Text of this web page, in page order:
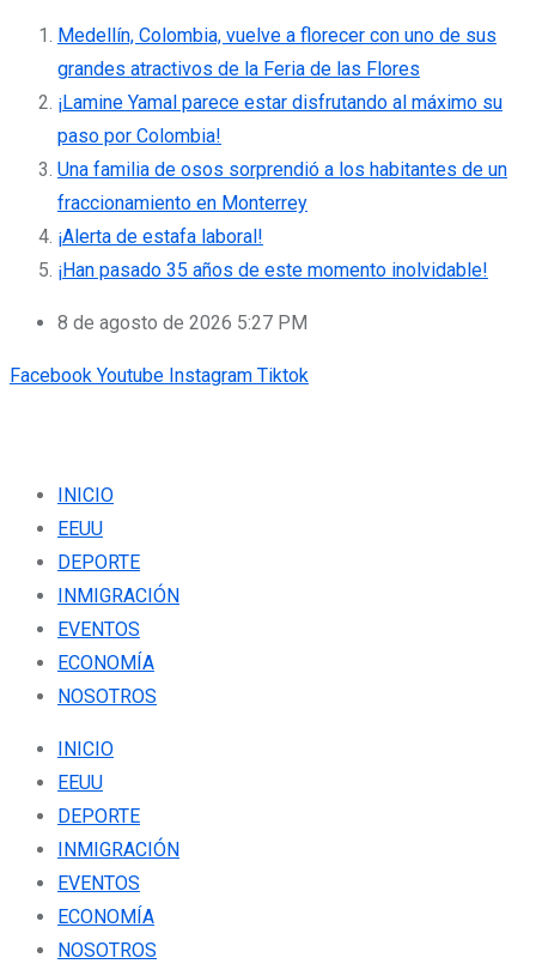
Medellín, Colombia, vuelve a florecer con uno de sus
grandes atractivos de la Feria de las Flores
¡Lamine Yamal parece estar disfrutando al máximo su
paso por Colombia!
Una familia de osos sorprendió a los habitantes de un
fraccionamiento en Monterrey
¡Alerta de estafa laboral!
¡Han pasado 35 años de este momento inolvidable!
8 de agosto de 2026 5:27 PM
Facebook Youtube Instagram Tiktok
INICIO
EEUU
DEPORTE
INMIGRACIÓN
EVENTOS
ECONOMÍA
NOSOTROS
INICIO
EEUU
DEPORTE
INMIGRACIÓN
EVENTOS
ECONOMÍA
NOSOTROS